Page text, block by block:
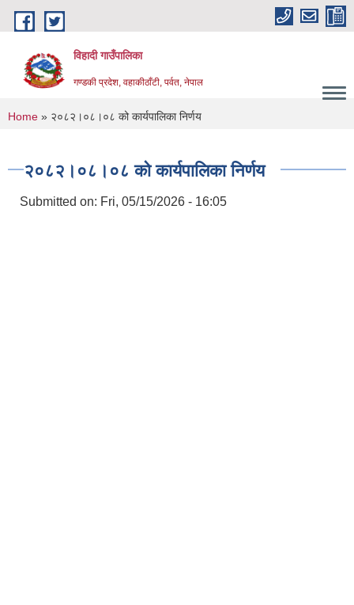
Skip to main content
विहादी गाउँपालिका
गण्डकी प्रदेश, वहाकीठाँटी, पर्वत, नेपाल
You are here
Home » २०८२।०८।०८ को कार्यपालिका निर्णय
२०८२।०८।०८ को कार्यपालिका निर्णय
Submitted on: Fri, 05/15/2026 - 16:05